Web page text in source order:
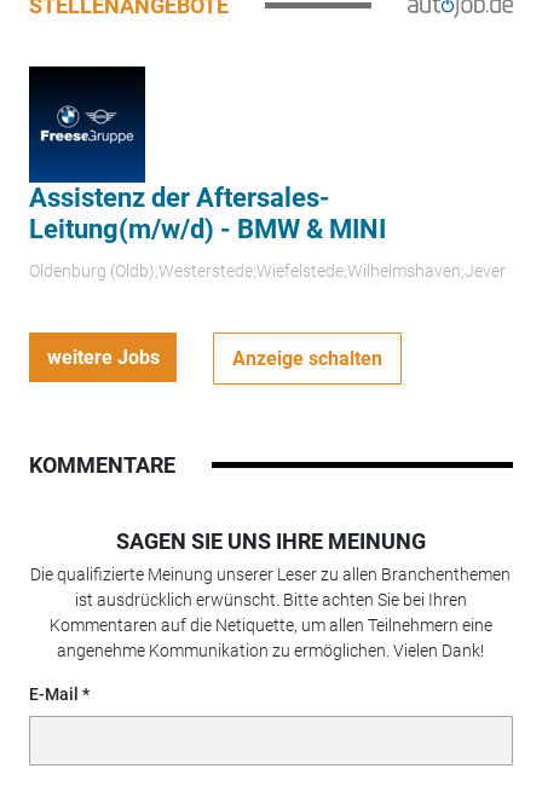
STELLENANGEBOTE
Assistenz der Aftersales-
Leitung(m/w/d) - BMW & MINI
Oldenburg (Oldb);Westerstede;Wiefelstede;Wilhelmshaven;Jever
weitere Jobs Anzeige schalten
KOMMENTARE
SAGEN SIE UNS IHRE MEINUNG
Die qualifizierte Meinung unserer Leser zu allen Branchenthemen
ist ausdrücklich erwünscht. Bitte achten Sie bei Ihren
Kommentaren auf die Netiquette, um allen Teilnehmern eine
angenehme Kommunikation zu ermöglichen. Vielen Dank!
E-Mail